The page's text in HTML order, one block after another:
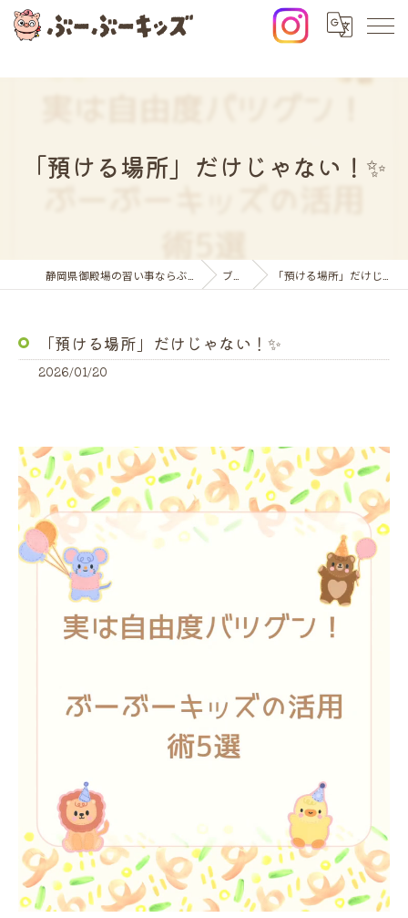
「預ける場所」だけじゃない！✨
ブログ 「預ける場所」だけじゃない！✨
「預ける場所」だけじゃない！✨
2026/01/20